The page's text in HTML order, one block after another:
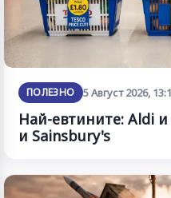
ПОЛЕЗНО 5 Август 2026,
Най-евтините: Aldi
и Sainsbury's